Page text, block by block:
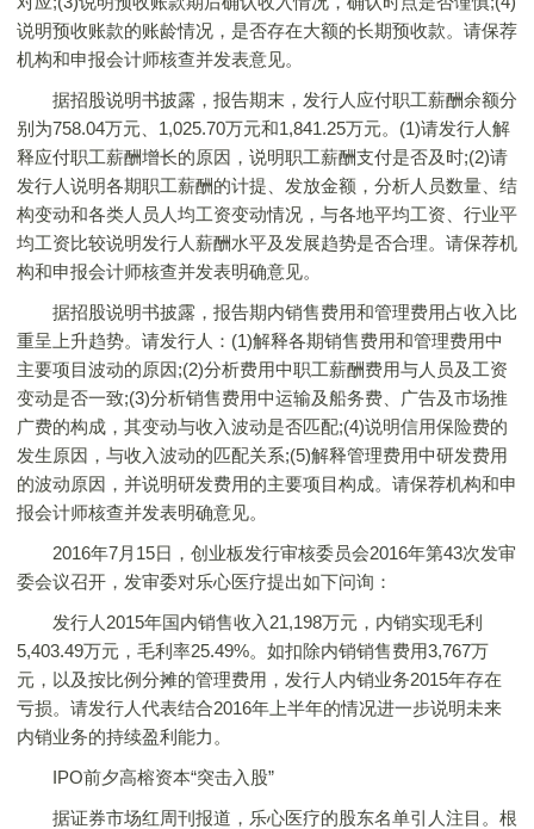
说明预收账款的账龄情况，是否存在大额的长期预收款。请保荐
机构和申报会计师核查并发表意见。
据招股说明书披露，报告期末，发行人应付职工薪酬余额分
别为758.04万元、1,025.70万元和1,841.25万元。(1)请发行人解
释应付职工薪酬增长的原因，说明职工薪酬支付是否及时;(2)请
发行人说明各期职工薪酬的计提、发放金额，分析人员数量、结
构变动和各类人员人均工资变动情况，与各地平均工资、行业平
均工资比较说明发行人薪酬水平及发展趋势是否合理。请保荐机
构和申报会计师核查并发表明确意见。
据招股说明书披露，报告期内销售费用和管理费用占收入比
重呈上升趋势。请发行人：(1)解释各期销售费用和管理费用中
主要项目波动的原因;(2)分析费用中职工薪酬费用与人员及工资
变动是否一致;(3)分析销售费用中运输及船务费、广告及市场推
广费的构成，其变动与收入波动是否匹配;(4)说明信用保险费的
发生原因，与收入波动的匹配关系;(5)解释管理费用中研发费用
的波动原因，并说明研发费用的主要项目构成。请保荐机构和申
报会计师核查并发表明确意见。
2016年7月15日，创业板发行审核委员会2016年第43次发审
委会议召开，发审委对乐心医疗提出如下问询：
发行人2015年国内销售收入21,198万元，内销实现毛利
5,403.49万元，毛利率25.49%。如扣除内销销售费用3,767万
元，以及按比例分摊的管理费用，发行人内销业务2015年存在
亏损。请发行人代表结合2016年上半年的情况进一步说明未来
内销业务的持续盈利能力。
IPO前夕高榕资本“突击入股”
据证券市场红周刊报道，乐心医疗的股东名单引人注目。根